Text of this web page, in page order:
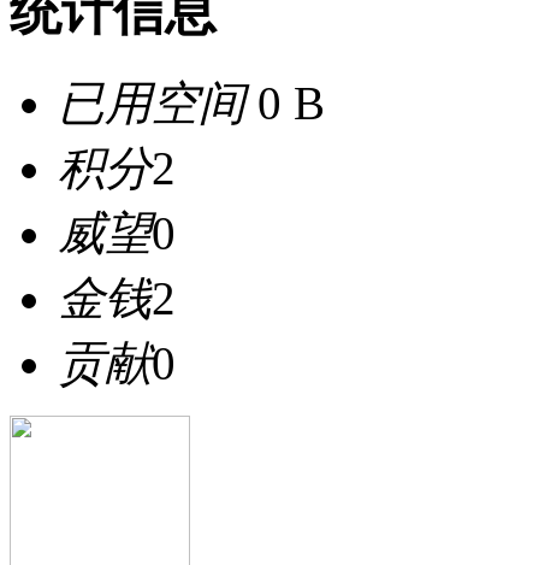
统计信息
已用空间0 B
积分2
威望0
金钱2
贡献0